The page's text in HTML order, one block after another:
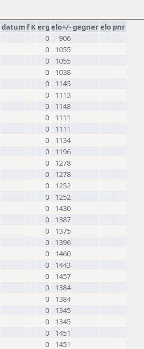
datumf Kerg elo+/-gegnerelo pnr
0
906
0
1055
0
1055
0
1038
0
1145
0
1113
0
1148
0
1111
0
1111
0
1134
0
1196
0
1278
0
1278
0
1252
0
1252
0
1430
0
1387
0
1375
0
1396
0
1460
0
1443
0
1457
0
1384
0
1384
0
1345
0
1345
0
1451
0
1451